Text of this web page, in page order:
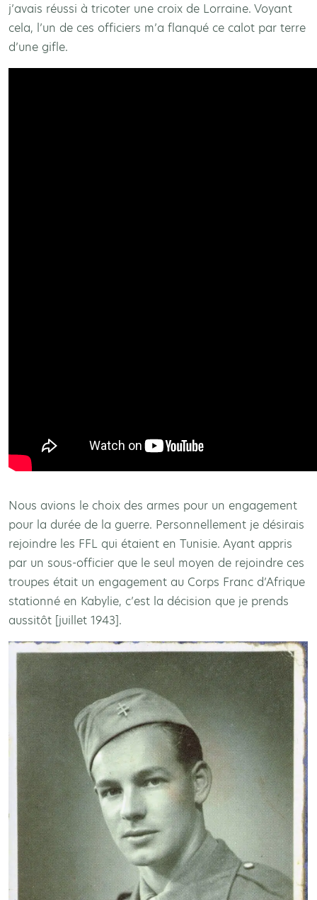
j’avais réussi à tricoter une croix de Lorraine. Voyant
cela, l’un de ces officiers m’a flanqué ce calot par terre
d’une gifle.
Nous avions le choix des armes pour un engagement
pour la durée de la guerre. Personnellement je désirais
rejoindre les FFL qui étaient en Tunisie. Ayant appris
par un sous-officier que le seul moyen de rejoindre ces
troupes était un engagement au Corps Franc d’Afrique
stationné en Kabylie, c’est la décision que je prends
aussitôt [juillet 1943].